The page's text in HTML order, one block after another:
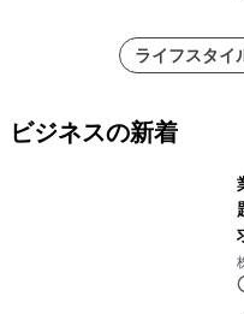
ライフスタイ
ビジネスの新着